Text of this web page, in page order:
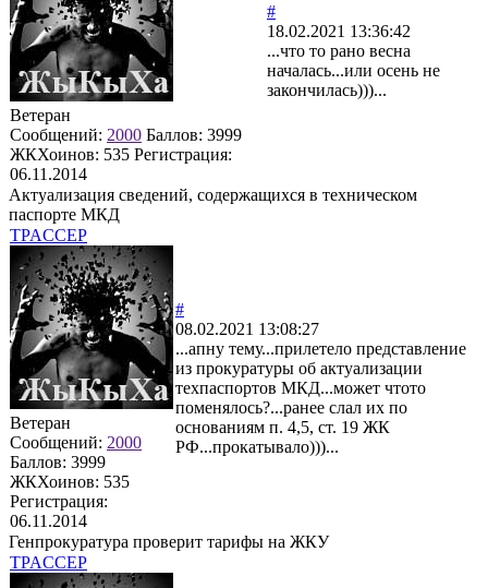
Ветеран
Сообщений: 2000 Баллов: 3999
ЖКХоинов: 535 Регистрация:
06.11.2014
#
18.02.2021 13:36:42
...что то рано весна
началась...или осень не
закончилась)))...
Актуализация сведений, содержащихся в техническом
паспорте МКД
TPACCEP
Ветеран
Сообщений: 2000
Баллов: 3999
ЖКХоинов: 535
Регистрация:
06.11.2014
#
08.02.2021 13:08:27
...апну тему...прилетело представление
из прокуратуры об актуализации
техпаспортов МКД...может чтото
поменялось?...ранее слал их по
основаниям п. 4,5, ст. 19 ЖК
РФ...прокатывало)))...
Генпрокуратура проверит тарифы на ЖКУ
TPACCEP